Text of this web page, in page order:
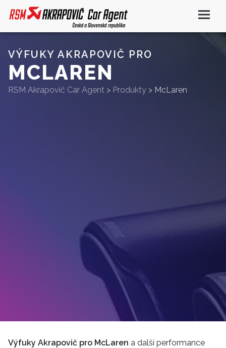
VÝFUKY AKRAPOVIČ PRO
MCLAREN
RSM Akrapovič Car Agent > Produkty > McLaren
Výfuky Akrapovič pro McLaren a další performance